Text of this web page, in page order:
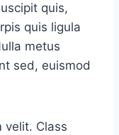
quis,
quis ligula
metus
sed, euismod
velit. Class